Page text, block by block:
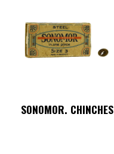
SONOMOR. CHINCHES